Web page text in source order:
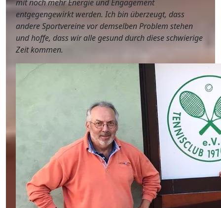
mit noch mehr Energie und Engagement
entgegengewirkt werden. Ich bin überzeugt, dass
andere Sportvereine vor demselben Problem stehen
und hoffe, dass wir alle gesund durch diese schwierige
Zeit kommen.